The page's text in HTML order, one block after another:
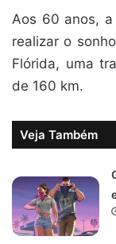
Aos 60 anos, a
realizar o
Flórida, uma
de 160 km.
Veja Também